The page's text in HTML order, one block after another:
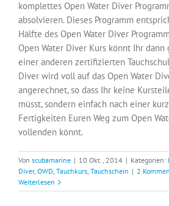
komplettes Open Water Diver
absolvieren. Dieses Programm
Hälfte des Open Water Diver
Open Water Diver Kurs könnt Ihr
einer anderen zertifizierten
Diver wird voll auf das Open Water
angerechnet, so dass Ihr keine
müsst, sondern einfach nach einer
Fertigkeiten Euren Weg zum Open
vollenden könnt.
Von scubamarine | 10 Okt., 2014 | Kategorien:
Diver, OWD, Tauchkurs, Tauchschein | 2
Weiterlesen